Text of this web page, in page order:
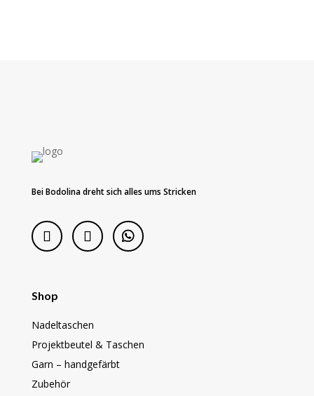
Bei Bodolina dreht sich alles ums Stricken
Shop
Nadeltaschen
Projektbeutel & Taschen
Garn – handgefärbt
Zubehör